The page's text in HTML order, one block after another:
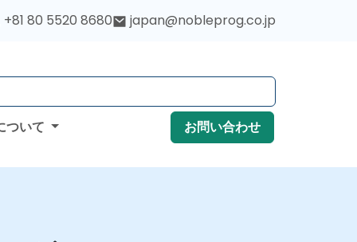
+81 80 5520 8680 japan@nobleprog.co.jp
ついて お問い合わせ